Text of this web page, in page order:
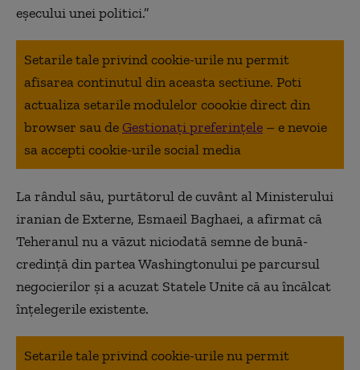
eșecului unei politici.”
Setarile tale privind cookie-urile nu permit
afisarea continutul din aceasta sectiune. Poti
actualiza setarile modulelor coookie direct din
browser sau deGestionați preferințele – e nevoie
sa accepti cookie-urile social media
La rândul său, purtătorul de cuvânt al Ministerului
iranian de Externe, Esmaeil Baghaei, a afirmat că
Teheranul nu a văzut niciodată semne de bună-
credință din partea Washingtonului pe parcursul
negocierilor și a acuzat Statele Unite că au încălcat
înțelegerile existente.
Setarile tale privind cookie-urile nu permit